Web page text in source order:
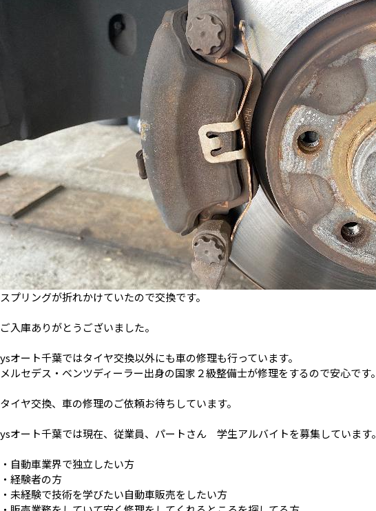
スプリングが折れかけていたので交換です。
ご入庫ありがとうございました。
ysオート千葉ではタイヤ交換以外にも車の修理も行っています。
メルセデス・ベンツディーラー出身の国家２級整備士が修理をするので安心です。
タイヤ交換、車の修理のご依頼お待ちしています。
ysオート千葉では現在、従業員、パートさん 学生アルバイトを募集しています。
・自動車業界で独立したい方
・経験者の方
・未経験で技術を学びたい自動車販売をしたい方